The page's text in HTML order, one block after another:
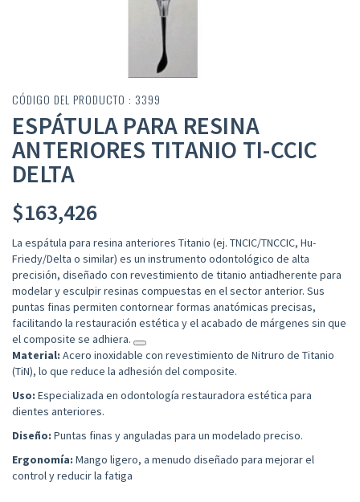
CÓDIGO DEL PRODUCTO : 3399
ESPÁTULA PARA RESINA
ANTERIORES TITANIO TI-CCIC
DELTA
$163,426
La espátula para resina anteriores Titanio (ej. TNCIC/TNCCIC, Hu-
Friedy/Delta o similar) es un instrumento odontológico de alta
precisión, diseñado con revestimiento de titanio antiadherente para
modelar y esculpir resinas compuestas en el sector anterior. Sus
puntas finas permiten contornear formas anatómicas precisas,
facilitando la restauración estética y el acabado de márgenes sin que
el composite se adhiera.
Material: Acero inoxidable con revestimiento de Nitruro de Titanio
(TiN), lo que reduce la adhesión del composite.
Uso: Especializada en odontología restauradora estética para
dientes anteriores.
Diseño: Puntas finas y anguladas para un modelado preciso.
Ergonomía: Mango ligero, a menudo diseñado para mejorar el
control y reducir la fatiga